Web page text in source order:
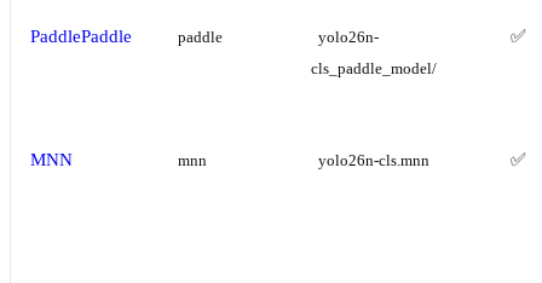
PaddlePaddle paddle
yolo26n-
cls_paddle_model/
✅
MNN mnn yolo26n-cls.mnn ✅